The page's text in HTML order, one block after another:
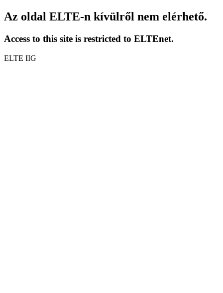
Az oldal ELTE-n kívülről nem elérhető.
Access to this site is restricted to ELTEnet.
ELTE IIG